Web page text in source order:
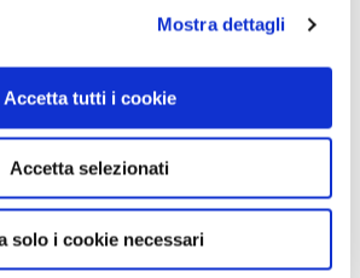
Mostra dettagli
Accetta tutti i cookie
Accetta selezionati
solo i cookie necessari